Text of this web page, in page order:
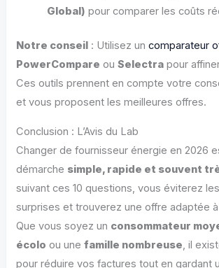
Global) pour comparer les coûts
Notre conseil : Utilisez uncomparateur
PowerCompare ouSelectra pour
Ces outils prennent en compte votre
et vous proposent les meilleures offres.
Conclusion : L’Avis du Lab
Changer de fournisseur énergie en 2026
démarche simple, rapide et souvent
suivant ces 10 questions, vous éviterez
surprises et trouverez une offre adaptée
Que vous soyez un consommateur
écolo ou unefamille nombreuse, il
pour réduire vos factures tout en gardant